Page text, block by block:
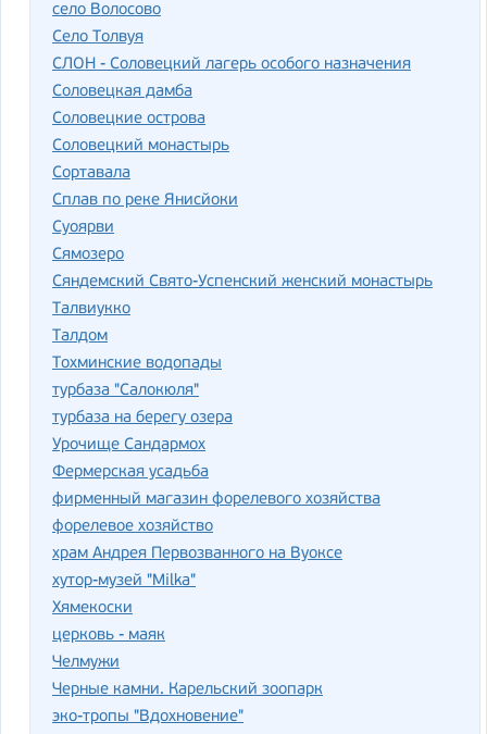
село Волосово
Село Толвуя
СЛОН - Соловецкий лагерь особого назначения
Соловецкая дамба
Соловецкие острова
Соловецкий монастырь
Сортавала
Сплав по реке Янисйоки
Суоярви
Сямозеро
Сяндемский Свято-Успенский женский монастырь
Талвиукко
Талдом
Тохминские водопады
турбаза "Салокюля"
турбаза на берегу озера
Урочище Сандармох
Фермерская усадьба
фирменный магазин форелевого хозяйства
форелевое хозяйство
храм Андрея Первозванного на Вуоксе
хутор-музей "Milka"
Хямекоски
церковь - маяк
Челмужи
Черные камни. Карельский зоопарк
эко-тропы "Вдохновение"